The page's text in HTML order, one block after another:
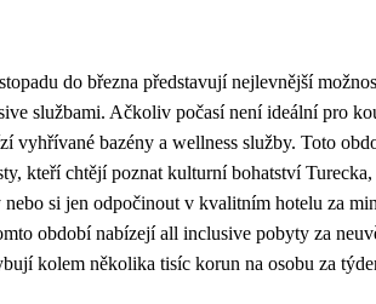
do března představují nejlevnější
službami. Ačkoliv počasí není ideální pro
vyhřívané bazény a wellness služby. Toto
kteří chtějí poznat kulturní bohatství
nebo si jen odpočinout v kvalitním hotelu za
období nabízejí all inclusive pobyty za
kolem několika tisíc korun na osobu za